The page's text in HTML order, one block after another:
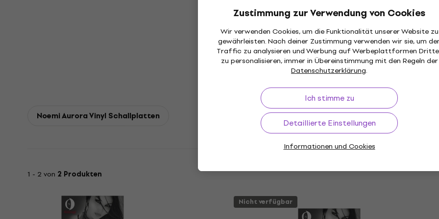
Zustimmung zur Verwendung von Cookies
Wir verwenden Cookies, um die Funktionalität unserer Website zu
gewährleisten. Nach deiner Zustimmung verwenden wir sie, um
Traffic zu analysieren und Werbung auf Werbeplattformen
zu personalisieren, immer in Übereinstimmung mit den Regeln der
Datenschutzerklärung.
Ich stimme zu
Detaillierte Einstellungen
Informationen und Cookies
Noemi Aurora Vinyl Schallplatten
1 - 2 von 2 Produkten
Nicht verfügbar